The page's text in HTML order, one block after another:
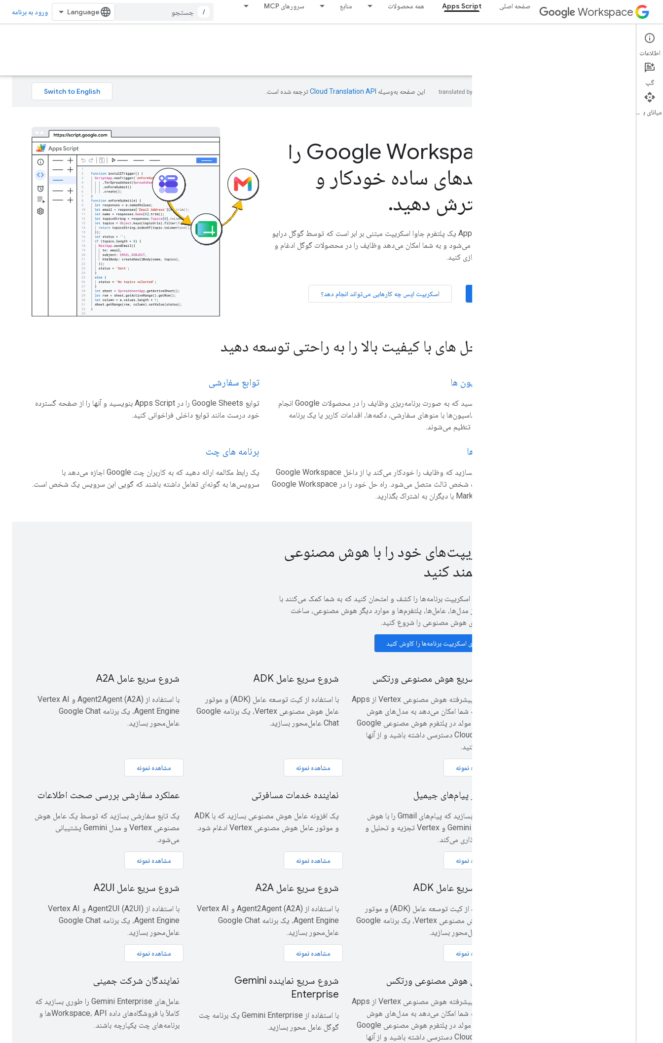
Workspace صفحه اصلی Apps Script همه محصولات منابع سرورهای MCP
/ ورود به برنامه
Apps Script
نمای کلی
این صفحه به‌وسیله ترجمه شده است.
Google Workspace را
با کدهای ساده خودکار و
گسترش دهید.
Apps Script یک پلتفرم جاوا اسکریپت مبتنی بر ابر است که توسط گوگل درایو
پشتیبانی می‌شود و به شما امکان می‌دهد وظایف را در محصولات گوگل ادغام و
خودکارسازی کنید.
اسکریپت اپس چه کارهایی می‌تواند انجام دهد؟
راه حل های با کیفیت بالا را به راحتی توسعه دهید
اتوماسیون ها
کدی بنویسید که به صورت برنامه‌ریزی وظایف را در محصولات Google انجام
دهد. اتوماسیون‌ها با منوهای سفارشی، دکمه‌ها، اقدامات کاربر یا یک برنامه
زمان‌بندی تنظیم می‌شوند.
توابع سفارشی
توابع Google Sheets را در Apps Script بنویسید و آنها را از صفحه گسترده
خود درست مانند توابع داخلی فراخوانی کنید.
افزونه ها
برنامه‌ای بسازید که وظایف را خودکار می‌کند یا از داخل Google Workspace
به خدمات شخص ثالث متصل می‌شود. راه حل خود را در Google Workspace
Marketplace با دیگران به اشتراک بگذارید.
برنامه های چت
یک رابط مکالمه ارائه دهید که به کاربران چت Google اجازه می‌دهد با
سرویس‌ها به گونه‌ای تعامل داشته باشند که گویی این سرویس یک شخص است.
اسکریپت‌های خود را با هوش مصنوعی
قدرتمند کنید
نمونه‌های اسکریپت برنامه‌ها را کشف و امتحان کنید که به شما کمک می‌کنند با
استفاده از مدل‌ها، عامل‌ها، پلتفرم‌ها و موارد دیگر هوش مصنوعی، ساخت
ویژگی‌های هوش مصنوعی را شروع کنید.
نمونه‌های اسکریپت برنامه‌ها را کاوش کنید
شروع سریع هوش مصنوعی ورتکس
سرویس پیشرفته هوش مصنوعی Vertex از Apps
Script به شما امکان می‌دهد به مدل‌های هوش
مصنوعی مولد در پلتفرم هوش مصنوعی Google
Cloud Vertex دسترسی داشته باشید و از آنها
استفاده کنید.
مشاهده نمونه
شروع سریع عامل ADK
با استفاده از کیت توسعه عامل (ADK) و موتور
عامل هوش مصنوعی Vertex، یک برنامه Google
Chat عامل‌محور بسازید.
مشاهده نمونه
شروع سریع عامل A2A
با استفاده از Agent2Agent (A2A) و Vertex AI
Agent Engine، یک برنامه Google Chat
عامل‌محور بسازید.
مشاهده نمونه
تحلیلگر پیام‌های جیمیل
افزونه‌ای بسازید که پیام‌های Gmail را با هوش
مصنوعی Gemini و Vertex تجزیه و تحلیل و
برچسب‌گذاری می‌کند.
مشاهده نمونه
نماینده خدمات مسافرتی
یک افزونه عامل هوش مصنوعی بسازید که با ADK
و موتور عامل هوش مصنوعی Vertex ادغام شود.
مشاهده نمونه
عملکرد سفارشی بررسی صحت اطلاعات
یک تابع سفارشی بسازید که توسط یک عامل هوش
مصنوعی Vertex و مدل Gemini پشتیبانی
می‌شود.
مشاهده نمونه
شروع سریع عامل ADK
با استفاده از کیت توسعه عامل (ADK) و موتور
عامل هوش مصنوعی Vertex، یک برنامه Google
مشاهده نمونه
شروع سریع عامل A2A
با استفاده از Agent2Agent (A2A) و Vertex AI
Agent Engine، یک برنامه Google Chat
عامل‌محور بسازید.
مشاهده نمونه
شروع سریع عامل A2UI
با استفاده از Agent2UI (A2UI) و Vertex AI
Agent Engine، یک برنامه Google Chat
عامل‌محور بسازید.
مشاهده نمونه
سرویس هوش مصنوعی ورتکس
سرویس پیشرفته هوش مصنوعی Vertex از Apps
Script به شما امکان می‌دهد به مدل‌های هوش
مصنوعی مولد در پلتفرم هوش مصنوعی Google
Cloud Vertex دسترسی داشته باشید و از آنها
شروع سریع نماینده Gemini
Enterprise
با استفاده از Gemini Enterprise یک برنامه چت
گوگل عامل محور بسازید.
نمایندگان شرکت جمینی
عامل‌های Gemini Enterprise را طوری بسازید که
کاملاً با فروشگاه‌های داده Workspace، APIها و
برنامه‌های چت یکپارچه باشند.
اطلاعات
گپ
میانای برنامه‌سازی کاربردی